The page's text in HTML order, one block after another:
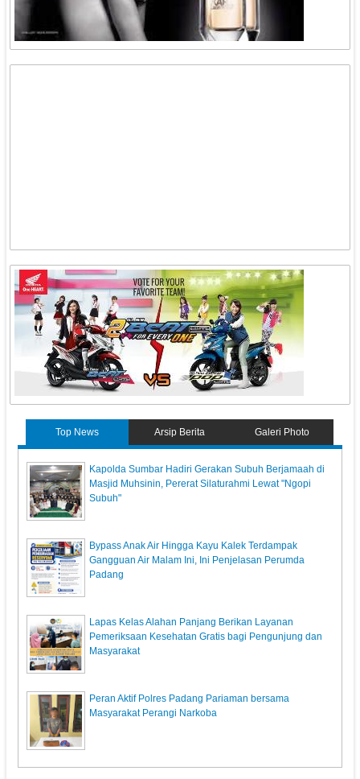
Top News Arsip Berita Galeri Photo
Kapolda Sumbar Hadiri Gerakan Subuh Berjamaah di
Masjid Muhsinin, Pererat Silaturahmi Lewat "Ngopi
Subuh"
Bypass Anak Air Hingga Kayu Kalek Terdampak
Gangguan Air Malam Ini, Ini Penjelasan Perumda
Padang
Lapas Kelas Alahan Panjang Berikan Layanan
Pemeriksaan Kesehatan Gratis bagi Pengunjung dan
Masyarakat
Peran Aktif Polres Padang Pariaman bersama
Masyarakat Perangi Narkoba